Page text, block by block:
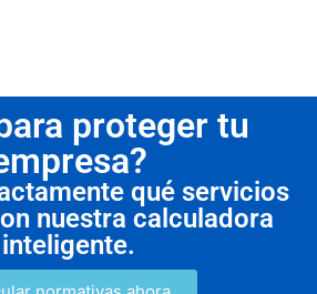
proteger tu
qué servicios
nuestra calculadora
inteligente.